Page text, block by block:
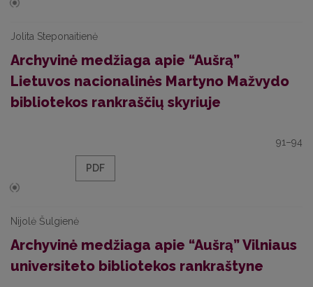
Jolita Steponaitienė
Archyvinė medžiaga apie “Aušrą”
Lietuvos nacionalinės Martyno Mažvydo
bibliotekos rankraščių skyriuje
91–94
PDF
Nijolė Šulgienė
Archyvinė medžiaga apie “Aušrą” Vilniaus
universiteto bibliotekos rankraštyne